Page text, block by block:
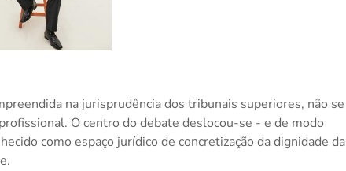
na jurisprudência dos tribunais superiores, não se
O centro do debate deslocou-se - e de modo
como espaço jurídico de concretização da dignidade da